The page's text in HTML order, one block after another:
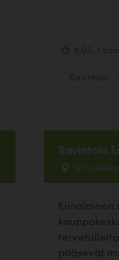
Ravintola
Urho
Kiinalainen
pääsevät